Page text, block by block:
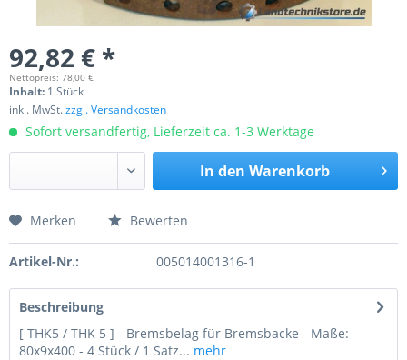
92,82 € *
Nettopreis: 78,00 €
Inhalt: 1 Stück
inkl. MwSt.zzgl. Versandkosten
Sofort versandfertig, Lieferzeit ca. 1-3 Werktage
In den Warenkorb
Preis anfragen
Merken Bewerten
Artikel-Nr.: 005014001316-1
Beschreibung
[ THK5 / THK 5 ] - Bremsbelag für Bremsbacke - Maße:
80x9x400 - 4 Stück / 1 Satz... mehr